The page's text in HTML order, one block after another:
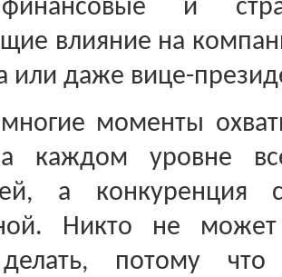
и
влияние на
или даже вице-
моменты
каждом уровне
а конкуренция
Никто не
потому